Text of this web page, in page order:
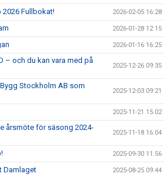
2026 Fullbokat! 2026-02-05 16:28
2026-01-28 12:15
2026-01-16 16:25
– och du kan vara med på
2025-12-26 09:35
Stockholm AB som
2025-12-03 09:21
2025-11-21 15:02
årsmöte för säsong 2024-
2025-11-18 16:04
2025-09-30 11:56
Damlaget 2025-08-25 09:44